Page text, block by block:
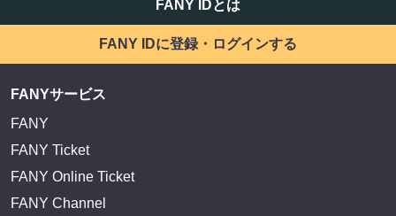
FANY IDとは
FANY IDに登録・ログインする
FANYサービス
FANY
FANY Ticket
FANY Online Ticket
FANY Channel